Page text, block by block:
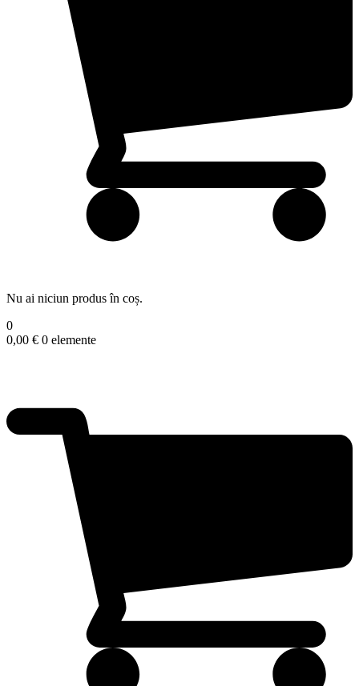
Nu ai niciun produs în coș.
0
0,00 € 0 elemente